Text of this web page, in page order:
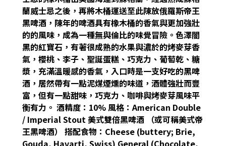
蘭威士忌之後，再將木桶運送至此陳放俄羅斯帝王
黑啤酒，陳年的啤酒具有橡木桶的香氣與更加強壯
的的風味，成為一種無與倫比的味覺冒險。色澤闇
黑的紅寶石，有著很成熟的水果與濃於的烤麥芽香
氣，櫻桃、李子、聖誕蛋糕、巧克力、葡萄乾、糖
漿，充滿溫暖感的香氣，入口時是一支好吃的黑啤
酒，居然帶有一點泥煤煙燻的味道，酒體強壯而豐
富，但有一點甜味，巧克力、咖啡與烤麥芽風味平
衡有力。 酒精度：10% 風格：American Double
/ Imperial Stout 美式雙倍黑啤酒 （或可稱美式帝
王黑啤酒） 搭配食物：Cheese (buttery; Brie,
Gouda, Havarti, Swiss) General (Chocolate,